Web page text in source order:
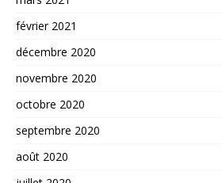
février 2021
décembre 2020
novembre 2020
octobre 2020
septembre 2020
août 2020